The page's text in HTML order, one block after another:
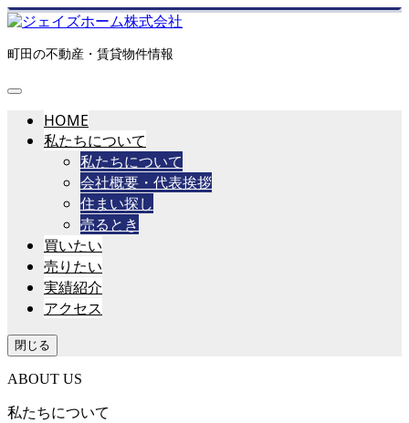
町田の不動産・賃貸物件情報
HOME
私たちについて
私たちについて
会社概要・代表挨拶
住まい探し
売るとき
買いたい
売りたい
実績紹介
アクセス
閉じる
ABOUT US
私たちについて